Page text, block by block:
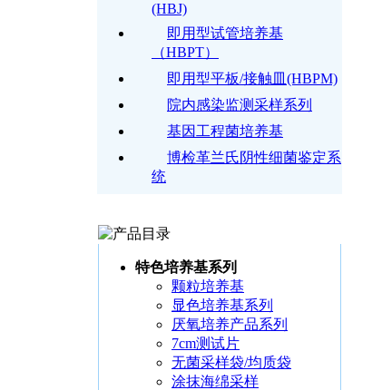
(HBJ)
即用型试管培养基
（HBPT）
即用型平板/接触皿(HBPM)
院内感染监测采样系列
基因工程菌培养基
博检革兰氏阴性细菌鉴定系
统
特色培养基系列
颗粒培养基
显色培养基系列
厌氧培养产品系列
7cm测试片
无菌采样袋/均质袋
涂抹海绵采样